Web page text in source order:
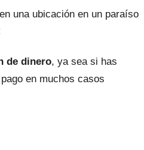
una ubicación en un paraíso
de dinero, ya sea si has
en muchos casos